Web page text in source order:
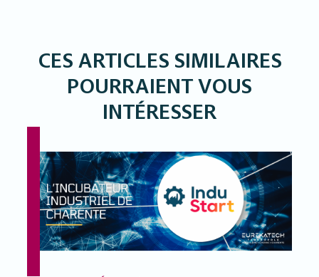
CES ARTICLES SIMILAIRES
POURRAIENT VOUS
INTÉRESSER